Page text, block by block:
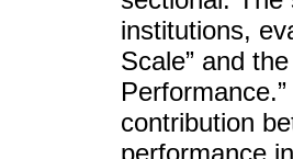
institutions,
Scale” and
contribution